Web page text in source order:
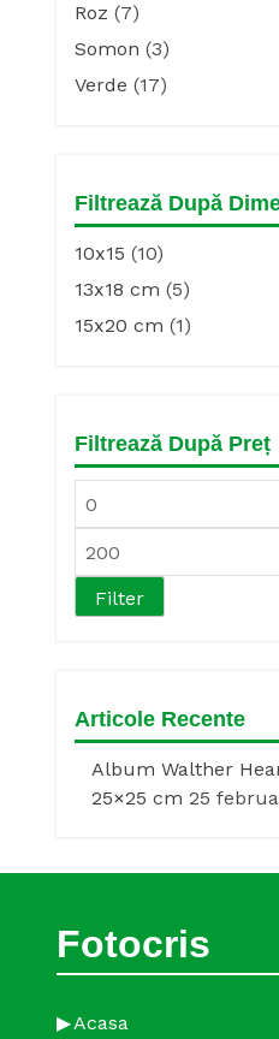
Roz (7)
Somon (3)
Verde (17)
Filtrează După
10x15 (10)
13x18 cm (5)
15x20 cm (1)
Filtrează După Preț
Filter
Articole Recente
Album Walther
25×25 cm 25
Fotocris
Acasa